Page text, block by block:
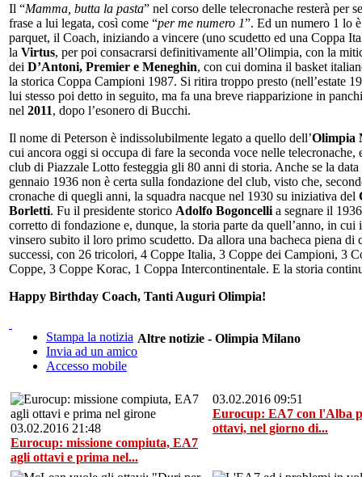
Il “Mamma, butta la pasta” nel corso delle telecronache resterà per
frase a lui legata, così come “per me numero 1”. Ed un numero 1 lo
parquet, il Coach, iniziando a vincere (uno scudetto ed una Coppa
la Virtus, per poi consacrarsi definitivamente all’Olimpia, con la
dei D’Antoni, Premier e Meneghin, con cui domina il basket
la storica Coppa Campioni 1987. Si ritira troppo presto (nell’estate
lui stesso poi detto in seguito, ma fa una breve riapparizione in
nel 2011, dopo l’esonero di Bucchi.
Il nome di Peterson è indissolubilmente legato a quello dell’Olimpia
cui ancora oggi si occupa di fare la seconda voce nelle telecronache,
club di Piazzale Lotto festeggia gli 80 anni di storia. Anche se la data
gennaio 1936 non è certa sulla fondazione del club, visto che,
cronache di quegli anni, la squadra nacque nel 1930 su iniziativa del
Borletti. Fu il presidente storico Adolfo Bogoncelli a segnare il
corretto di fondazione e, dunque, la storia parte da quell’anno, in cui
vinsero subito il loro primo scudetto. Da allora una bacheca piena di
successi, con 26 tricolori, 4 Coppe Italia, 3 Coppe dei Campioni, 3
Coppe, 3 Coppe Korac, 1 Coppa Intercontinentale. E la storia
Happy Birthday Coach, Tanti Auguri Olimpia!
Stampa la notizia
Invia ad un amico
Accesso mobile
Altre notizie - Olimpia Milano
03.02.2016 21:48
Eurocup: missione compiuta, EA7
agli ottavi e prima nel...
03.02.2016 09:51
Eurocup: EA7 con l'Alba
ottavi, nel giorno di...